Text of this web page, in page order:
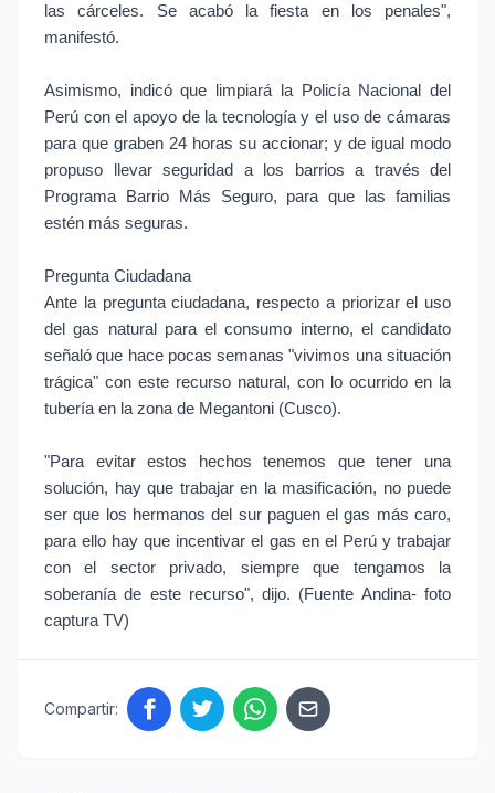
las cárceles. Se acabó la fiesta en los penales",
manifestó.
Asimismo, indicó que limpiará la Policía Nacional del
Perú con el apoyo de la tecnología y el uso de cámaras
para que graben 24 horas su accionar; y de igual modo
propuso llevar seguridad a los barrios a través del
Programa Barrio Más Seguro, para que las familias
estén más seguras.
Pregunta Ciudadana
Ante la pregunta ciudadana, respecto a priorizar el uso
del gas natural para el consumo interno, el candidato
señaló que hace pocas semanas "vivimos una situación
trágica" con este recurso natural, con lo ocurrido en la
tubería en la zona de Megantoni (Cusco).
"Para evitar estos hechos tenemos que tener una
solución, hay que trabajar en la masificación, no puede
ser que los hermanos del sur paguen el gas más caro,
para ello hay que incentivar el gas en el Perú y trabajar
con el sector privado, siempre que tengamos la
soberanía de este recurso", dijo. (Fuente Andina- foto
captura TV)
Compartir: